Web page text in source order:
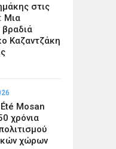
στις
Μια
Καζαντζάκη
Mosan
χρόνια
χώρων